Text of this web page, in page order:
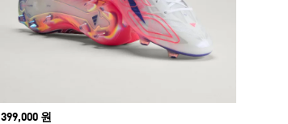
Price
399,000 원